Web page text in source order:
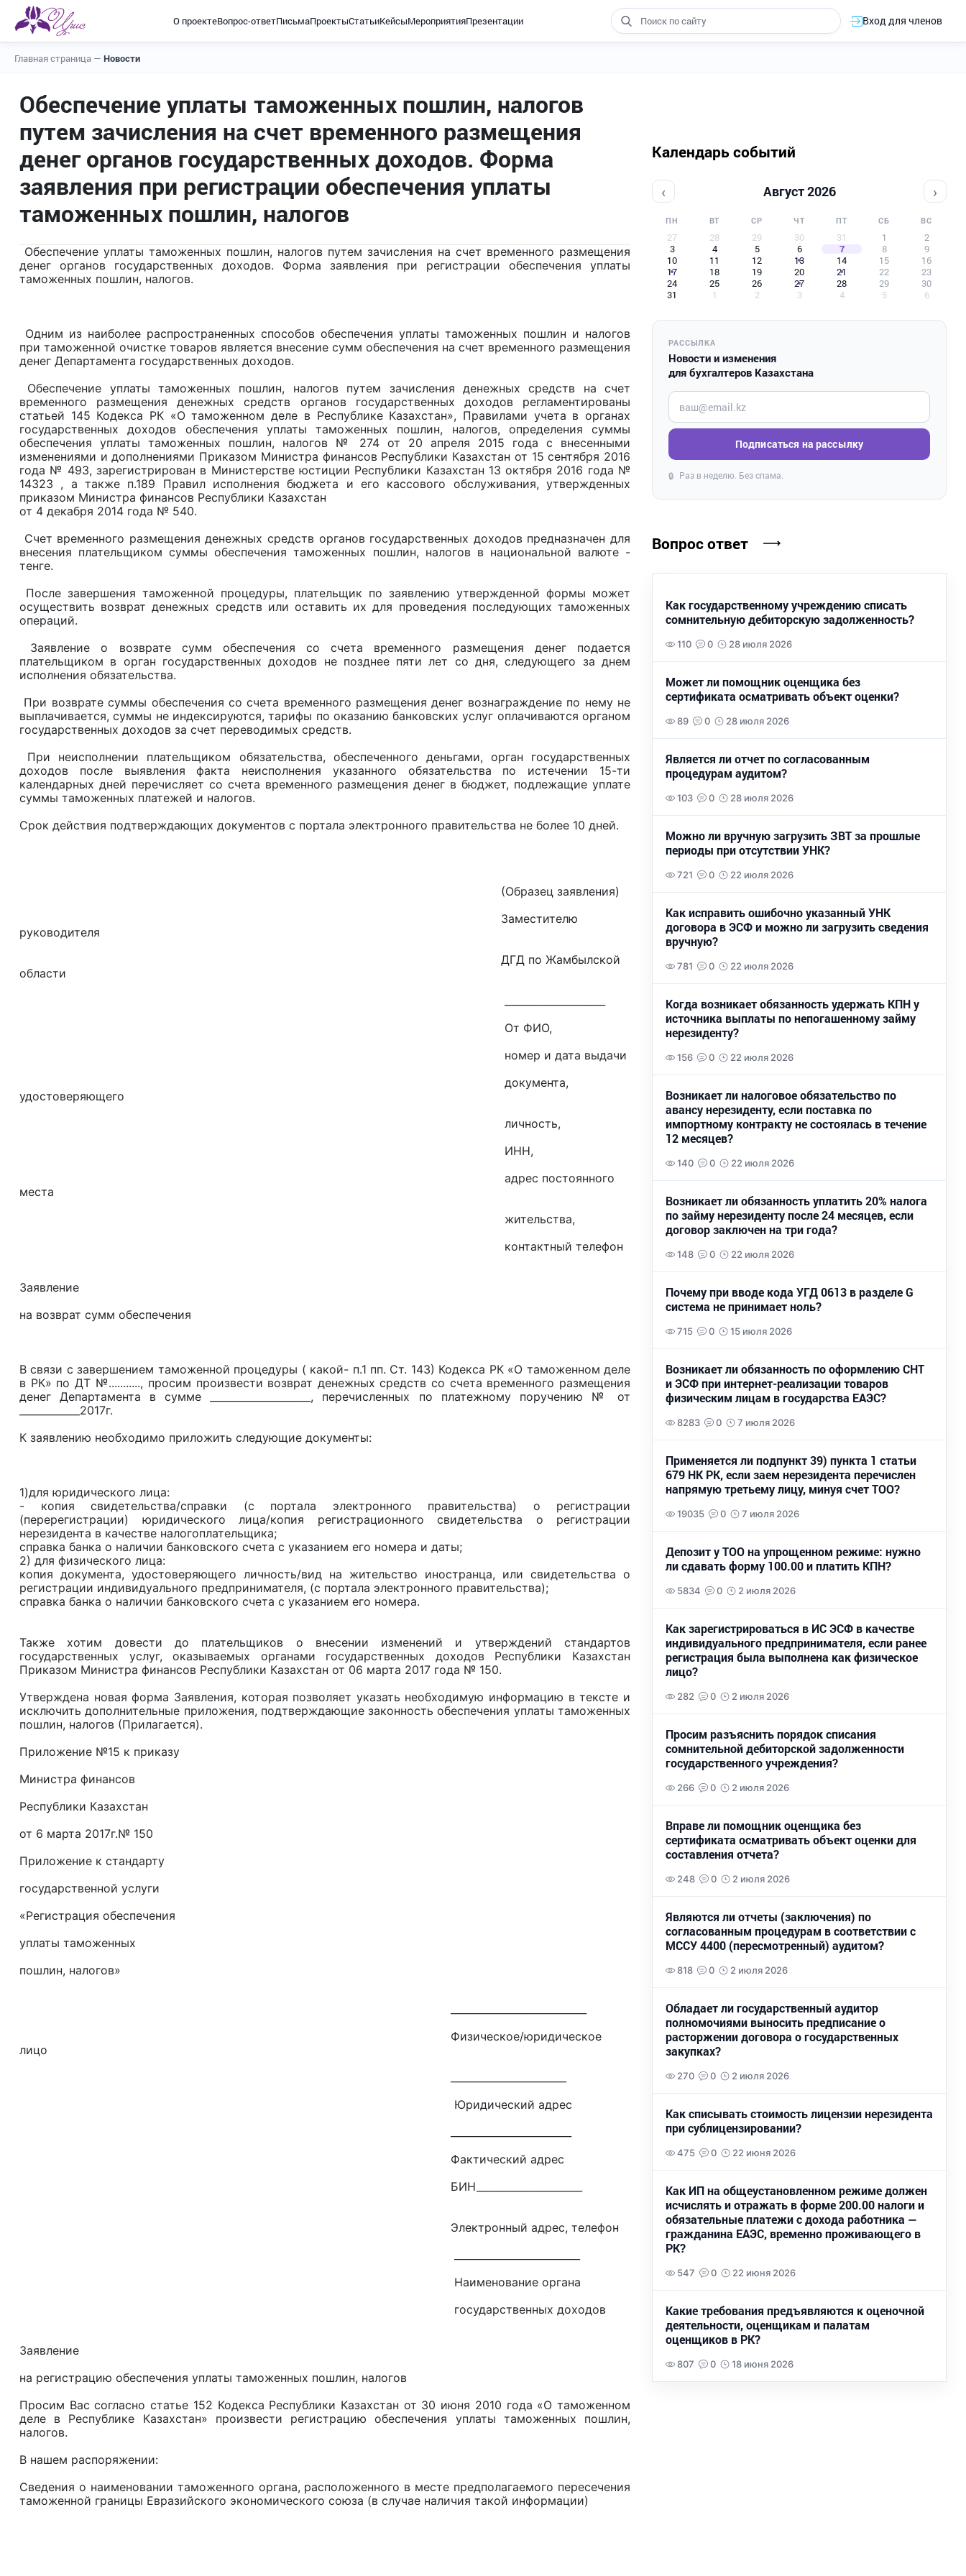
О проектеВопрос-ответПисьмаПроектыСтатьиКейсыМероприятияПрезентации Вход для членов
Главная страница — Новости
Обеспечение уплаты таможенных пошлин, налогов
путем зачисления на счет временного размещения
денег органов государственных доходов. Форма
заявления при регистрации обеспечения уплаты
таможенных пошлин, налогов
Обеспечение уплаты таможенных пошлин, налогов путем зачисления на счет временного размещения
денег органов государственных доходов. Форма заявления при регистрации обеспечения уплаты
таможенных пошлин, налогов.
Одним из наиболее распространенных способов обеспечения уплаты таможенных пошлин и налогов
при таможенной очистке товаров является внесение сумм обеспечения на счет временного размещения
денег Департамента государственных доходов.
Обеспечение уплаты таможенных пошлин, налогов путем зачисления денежных средств на счет
временного размещения денежных средств органов государственных доходов регламентированы
статьей 145 Кодекса РК «О таможенном деле в Республике Казахстан», Правилами учета в органах
государственных доходов обеспечения уплаты таможенных пошлин, налогов, определения суммы
обеспечения уплаты таможенных пошлин, налогов № 274 от 20 апреля 2015 года с внесенными
изменениями и дополнениями Приказом Министра финансов Республики Казахстан от 15 сентября 2016
года № 493, зарегистрирован в Министерстве юстиции Республики Казахстан 13 октября 2016 года №
14323 , а также п.189 Правил исполнения бюджета и его кассового обслуживания, утвержденных
приказом Министра финансов Республики Казахстан
от 4 декабря 2014 года № 540.
Счет временного размещения денежных средств органов государственных доходов предназначен для
внесения плательщиком суммы обеспечения таможенных пошлин, налогов в национальной валюте -
тенге.
После завершения таможенной процедуры, плательщик по заявлению утвержденной формы может
осуществить возврат денежных средств или оставить их для проведения последующих таможенных
операций.
Заявление о возврате сумм обеспечения со счета временного размещения денег подается
плательщиком в орган государственных доходов не позднее пяти лет со дня, следующего за днем
исполнения обязательства.
При возврате суммы обеспечения со счета временного размещения денег вознаграждение по нему не
выплачивается, суммы не индексируются, тарифы по оказанию банковских услуг оплачиваются органом
государственных доходов за счет переводимых средств.
При неисполнении плательщиком обязательства, обеспеченного деньгами, орган государственных
доходов после выявления факта неисполнения указанного обязательства по истечении 15-ти
календарных дней перечисляет со счета временного размещения денег в бюджет, подлежащие уплате
суммы таможенных платежей и налогов.
Срок действия подтверждающих документов с портала электронного правительства не более 10 дней.
(Образец заявления)
Заместителю
руководителя
ДГД по Жамбылской
области
От ФИО,
номер и дата выдачи
документа,
удостоверяющего
личность,
ИНН,
адрес постоянного
места
жительства,
контактный телефон
Заявление
на возврат сумм обеспечения
В связи с завершением таможенной процедуры ( какой- п.1 пп. Ст. 143) Кодекса РК «О таможенном деле
в РК» по ДТ №..........., просим произвести возврат денежных средств со счета временного размещения
денег Департамента в сумме ____________________, перечисленных по платежному поручению № от
____________2017г.
К заявлению необходимо приложить следующие документы:
1)для юридического лица:
- копия свидетельства/справки (с портала электронного правительства) о регистрации
(перерегистрации) юридического лица/копия регистрационного свидетельства о регистрации
нерезидента в качестве налогоплательщика;
справка банка о наличии банковского счета с указанием его номера и даты;
2) для физического лица:
копия документа, удостоверяющего личность/вид на жительство иностранца, или свидетельства о
регистрации индивидуального предпринимателя, (с портала электронного правительства);
справка банка о наличии банковского счета с указанием его номера.
Также хотим довести до плательщиков о внесении изменений и утверждений стандартов
государственных услуг, оказываемых органами государственных доходов Республики Казахстан
Приказом Министра финансов Республики Казахстан от 06 марта 2017 года № 150.
Утверждена новая форма Заявления, которая позволяет указать необходимую информацию в тексте и
исключить дополнительные приложения, подтверждающие законность обеспечения уплаты таможенных
пошлин, налогов (Прилагается).
Приложение №15 к приказу
Министра финансов
Республики Казахстан
от 6 марта 2017г.№ 150
Приложение к стандарту
государственной услуги
«Регистрация обеспечения
уплаты таможенных
пошлин, налогов»
Физическое/юридическое
лицо
Юридический адрес
Фактический адрес
БИН_____________________
Электронный адрес, телефон
Наименование органа
государственных доходов
Заявление
на регистрацию обеспечения уплаты таможенных пошлин, налогов
Просим Вас согласно статье 152 Кодекса Республики Казахстан от 30 июня 2010 года «О таможенном
деле в Республике Казахстан» произвести регистрацию обеспечения уплаты таможенных пошлин,
налогов.
В нашем распоряжении:
Сведения о наименовании таможенного органа, расположенного в месте предполагаемого пересечения
таможенной границы Евразийского экономического союза (в случае наличия такой информации)
Календарь событий
‹ Август 2026 ›
ПН ВТ СР ЧТ ПТ СБ ВС
27 28 29 30 31 1
2
3
4 5 6 7 8
9
10
11 12 13 14 15
16
17
18 19 20 21 22
23
24
25 26 27 28 29
30
31
1 2 3 4 5 6
РАССЫЛКА
Новости и изменения
для бухгалтеров Казахстана
Введите ваш e-mail
Подписаться на рассылку
🔒 Раз в неделю. Без спама.
Вопрос ответ
Как государственному учреждению списать
сомнительную дебиторскую задолженность?
110 0 28 июля 2026
Может ли помощник оценщика без
сертификата осматривать объект оценки?
89 0 28 июля 2026
Является ли отчет по согласованным
процедурам аудитом?
103 0 28 июля 2026
Можно ли вручную загрузить ЗВТ за прошлые
периоды при отсутствии УНК?
721 0 22 июля 2026
Как исправить ошибочно указанный УНК
договора в ЭСФ и можно ли загрузить сведения
вручную?
781 0 22 июля 2026
Когда возникает обязанность удержать КПН у
источника выплаты по непогашенному займу
нерезиденту?
156 0 22 июля 2026
Возникает ли налоговое обязательство по
авансу нерезиденту, если поставка по
импортному контракту не состоялась в течение
12 месяцев?
140 0 22 июля 2026
Возникает ли обязанность уплатить 20% налога
по займу нерезиденту после 24 месяцев, если
договор заключен на три года?
148 0 22 июля 2026
Почему при вводе кода УГД 0613 в разделе G
система не принимает ноль?
715 0 15 июля 2026
Возникает ли обязанность по оформлению СНТ
и ЭСФ при интернет-реализации товаров
физическим лицам в государства ЕАЭС?
8283 0 7 июля 2026
Применяется ли подпункт 39) пункта 1 статьи
679 НК РК, если заем нерезидента перечислен
напрямую третьему лицу, минуя счет ТОО?
19035 0 7 июля 2026
Депозит у ТОО на упрощенном режиме: нужно
ли сдавать форму 100.00 и платить КПН?
5834 0 2 июля 2026
Как зарегистрироваться в ИС ЭСФ в качестве
индивидуального предпринимателя, если ранее
регистрация была выполнена как физическое
лицо?
282 0 2 июля 2026
Просим разъяснить порядок списания
сомнительной дебиторской задолженности
государственного учреждения?
266 0 2 июля 2026
Вправе ли помощник оценщика без
сертификата осматривать объект оценки для
составления отчета?
248 0 2 июля 2026
Являются ли отчеты (заключения) по
согласованным процедурам в соответствии с
МССУ 4400 (пересмотренный) аудитом?
818 0 2 июля 2026
Обладает ли государственный аудитор
полномочиями выносить предписание о
расторжении договора о государственных
закупках?
270 0 2 июля 2026
Как списывать стоимость лицензии нерезидента
при сублицензировании?
475 0 22 июня 2026
Как ИП на общеустановленном режиме должен
исчислять и отражать в форме 200.00 налоги и
обязательные платежи с дохода работника —
гражданина ЕАЭС, временно проживающего в
РК?
547 0 22 июня 2026
Какие требования предъявляются к оценочной
деятельности, оценщикам и палатам
оценщиков в РК?
807 0 18 июня 2026